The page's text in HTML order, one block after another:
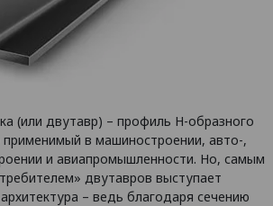
(или двутавр) – профиль Н-образного
в машиностроении, авто-,
и авиапромышленности. Но, самым
двутавров выступает
– ведь благодаря сечению